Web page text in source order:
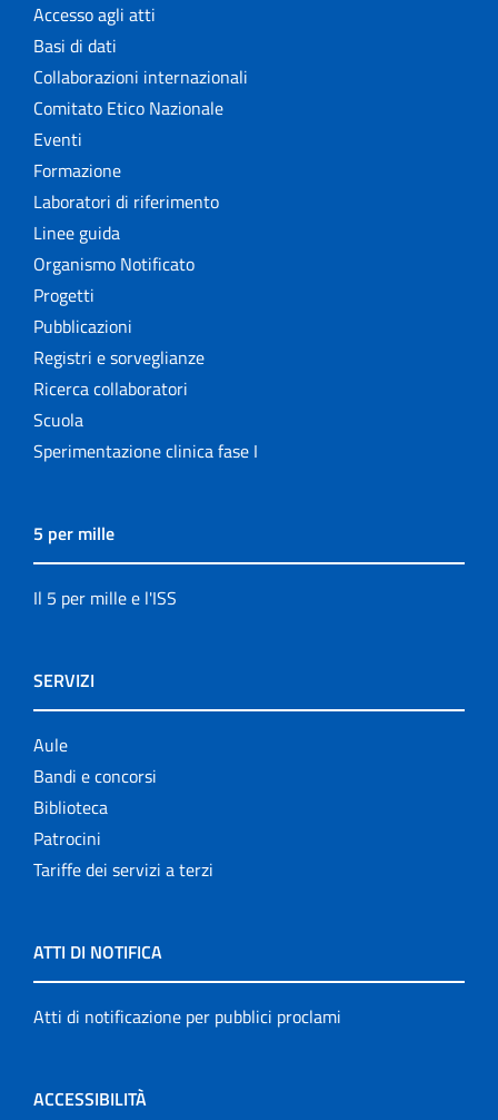
Accesso agli atti
Basi di dati
Collaborazioni internazionali
Comitato Etico Nazionale
Eventi
Formazione
Laboratori di riferimento
Linee guida
Organismo Notificato
Progetti
Pubblicazioni
Registri e sorveglianze
Ricerca collaboratori
Scuola
Sperimentazione clinica fase I
5 per mille
Il 5 per mille e l'ISS
SERVIZI
Aule
Bandi e concorsi
Biblioteca
Patrocini
Tariffe dei servizi a terzi
ATTI DI NOTIFICA
Atti di notificazione per pubblici proclami
ACCESSIBILITÀ